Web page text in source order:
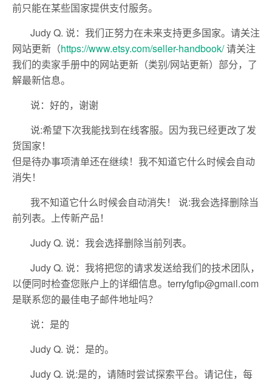
前只能在某些国家提供支付服务。
Judy Q. 说：我们正努力在未来支持更多国家。请关注
网站更新（https://www.etsy.com/seller-handbook/请关注
我们的卖家手册中的网站更新（类别/网站更新）部分，了
解最新信息。
说：好的，谢谢
说:希望下次我能找到在线客服。因为我已经更改了发
货国家！
但是待办事项清单还在继续！我不知道它什么时候会自动
消失！
我不知道它什么时候会自动消失！ 说:我会选择删除当
前列表。上传新产品！
Judy Q. 说：我会选择删除当前列表。
Judy Q. 说：我将把您的请求发送给我们的技术团队，
以便同时检查您账户上的详细信息。 terryfgfip@gmail.com
是联系您的最佳电子邮件地址吗？
说：是的
Judy Q. 说：是的。
Judy Q. 说:是的，请随时尝试探索平台。请记住，每